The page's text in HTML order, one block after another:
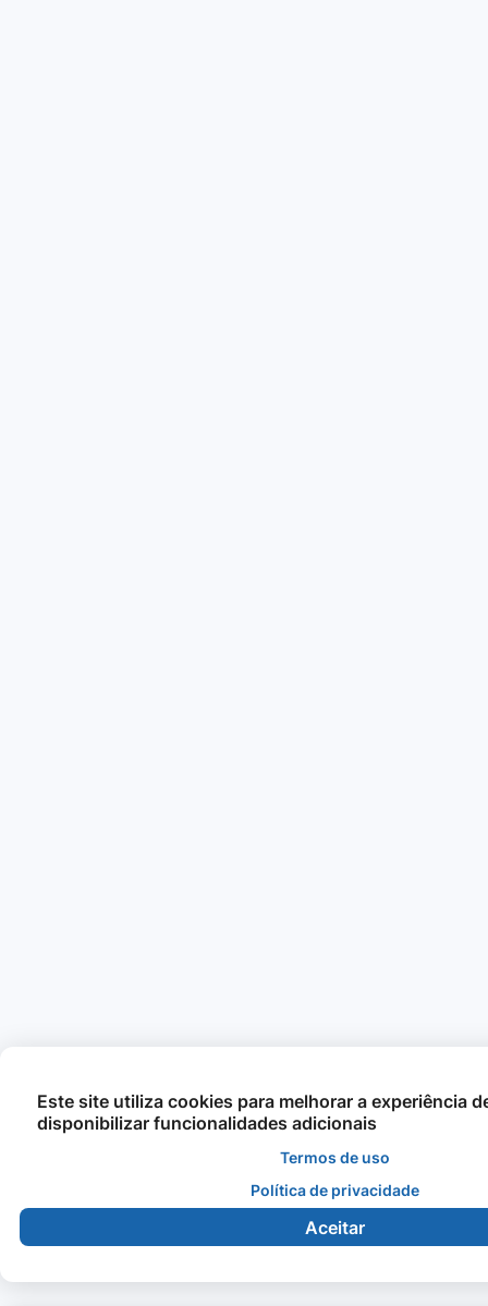
Este site utiliza cookies para melhorar a experiência
disponibilizar funcionalidades adicionais
Termos de uso
Política de privacidade
Aceitar